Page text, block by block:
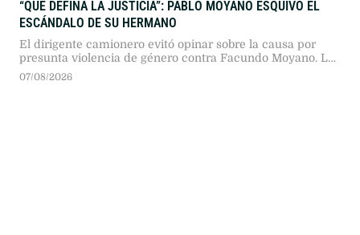
“QUE DEFINA LA JUSTICIA”: PABLO MOYANO ESQUIVÓ EL
ESCÁNDALO DE SU HERMANO
El dirigente camionero evitó opinar sobre la causa por
presunta violencia de género contra Facundo Moyano. La
influencer Candela Arizaga desestimó agresiones físicas y
07/08/2026